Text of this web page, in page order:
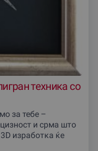
техника со
за тебе –
и срма што
изработка ќе